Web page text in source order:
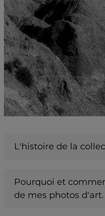
L'histoire de la
Pourquoi et
de mes photos d'art.